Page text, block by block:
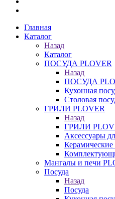
Главная
Каталог
Назад
Каталог
ПОСУДА PLOVER
Назад
ПОСУДА
Кухонная
Столовая
ГРИЛИ PLOVER
Назад
ГРИЛИ
Аксессуары
Мангалы и печи
Посуда
Назад
Посуда